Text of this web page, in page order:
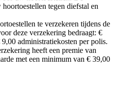
tegen diefstal en
te verzekeren tijdens de
deze verzekering bedraagt: €
administratiekosten per polis.
heeft een premie van
met een minimum van € 39,00